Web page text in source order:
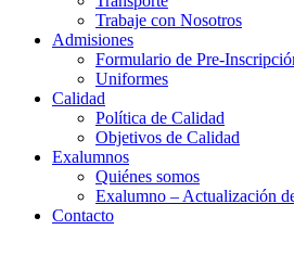
Trabaje con Nosotros
Admisiones
Formulario de Pre-
Uniformes
Calidad
Política de Calidad
Objetivos de Calidad
Exalumnos
Quiénes somos
Exalumno – Actualización
Contacto